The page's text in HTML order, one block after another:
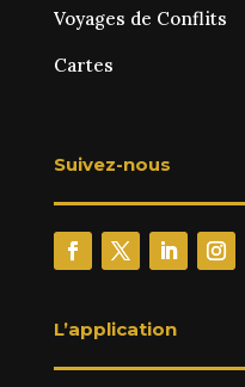
Voyages de Conflits
Cartes
Suivez-nous
L’application